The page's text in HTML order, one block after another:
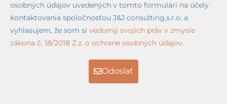
osobných údajov uvedených v tomto formulári na účely
kontaktovania spoločnosťou J&J consulting,s.r.o. a
vyhlasujem, že som si vedomý svojich práv v zmysle
zákona č. 18/2018 Z.z. o ochrane osobných údajov.
Odoslať